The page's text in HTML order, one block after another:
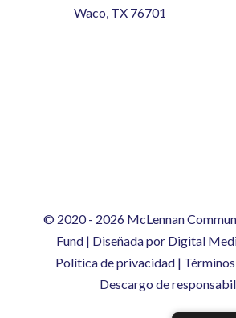
Waco, TX 76701
© 2020- 2026 McLennan
Fund | Diseñada por Digital
Política de privacidad |
Descargo de